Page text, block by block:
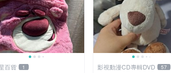
百貨 1 影視動漫CD專輯DVD 57